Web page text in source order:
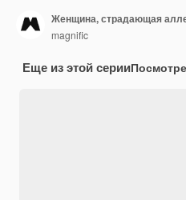
Женщина, страдающая
magnific
Еще из этой серии